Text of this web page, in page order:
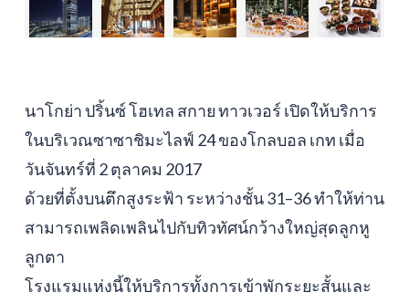
นาโกย่า ปริ้นซ์ โฮเทล สกาย ทาวเวอร์ เปิดให้บริการ
ในบริเวณซาซาชิมะไลฟ์ 24 ของโกลบอล เกท เมื่อ
วันจันทร์ที่ 2 ตุลาคม 2017
ด้วยที่ตั้งบนตึกสูงระฟ้า ระหว่างชั้น 31–36 ทำให้ท่าน
สามารถเพลิดเพลินไปกับทิวทัศน์กว้างใหญ่สุดลูกหู
ลูกตา
โรงแรมแห่งนี้ให้บริการทั้งการเข้าพักระยะสั้นและ